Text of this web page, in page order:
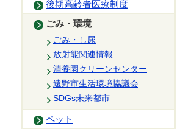
後期高齢者医療制度
ごみ・環境
ごみ・し尿
放射能関連情報
清養園クリーンセンター
遠野市生活環境協議会
SDGs未来都市
ペット